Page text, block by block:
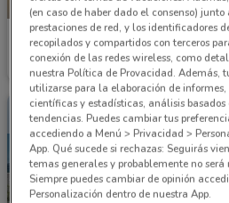
Nissan
Caduca el 05/08 1.9 km
(en caso de haber dado el consenso)
prestaciones de red, y los identificadores
recopilados y compartidos con terceros
conexión de las redes wireless, como
nuestra Política de Provacidad. Además,
utilizarse para la elaboración de
científicas y estadísticas, análisis
tendencias. Puedes cambiar tus
accediendo a Menú > Privacidad >
App. Qué sucede si rechazas: Seguirás
temas generales y probablemente no
Siempre puedes cambiar de opinión
Personalización dentro de nuestra App.